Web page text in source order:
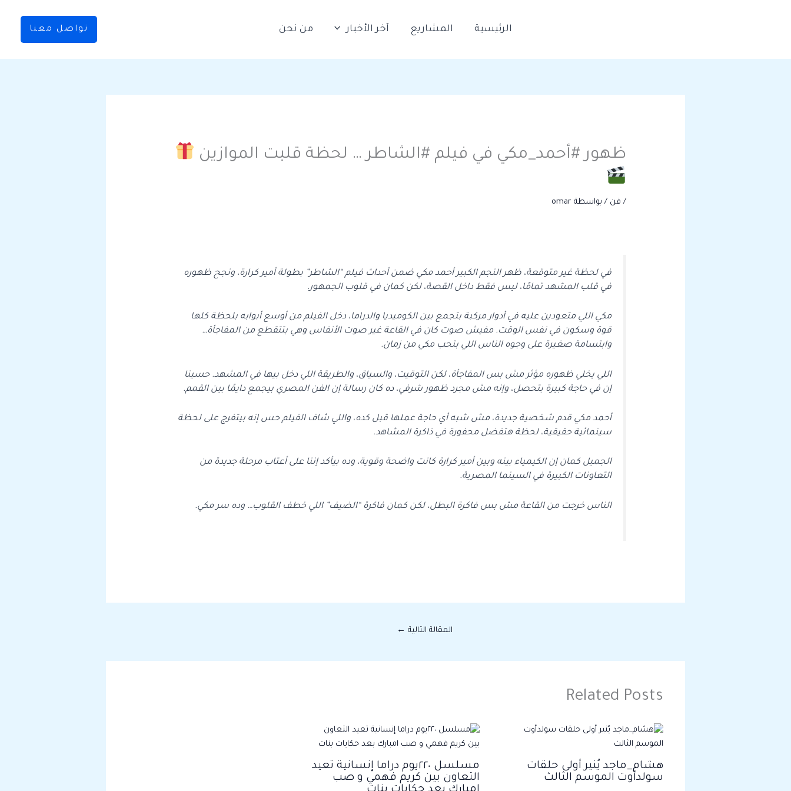
الرئيسية المشاريع آخر الأخبار من نحن تواصل معنا
ظهور #أحمد_مكي في فيلم #الشاطر … لحظة قلبت الموازين
/ فن / بواسطة omar
في لحظة غير متوقعة، ظهر النجم الكبير أحمد مكي ضمن أحداث فيلم “الشاطر” بطولة أمير كرارة، ونجح ظهوره
في قلب المشهد تمامًا، ليس فقط داخل القصة، لكن كمان في قلوب الجمهور.
مكي اللي متعودين عليه في أدوار مركبة بتجمع بين الكوميديا والدراما، دخل الفيلم من أوسع أبوابه بلحظة كلها
قوة وسكون في نفس الوقت. مفيش صوت كان في القاعة غير صوت الأنفاس وهي بتتقطع من المفاجأة…
وابتسامة صغيرة على وجوه الناس اللي بتحب مكي من زمان.
اللي يخلي ظهوره مؤثر مش بس المفاجأة، لكن التوقيت، والسياق، والطريقة اللي دخل بيها في المشهد. حسينا
إن في حاجة كبيرة بتحصل، وإنه مش مجرد ظهور شرفي، ده كان رسالة إن الفن المصري بيجمع دايمًا بين القمم.
أحمد مكي قدم شخصية جديدة، مش شبه أي حاجة عملها قبل كده، واللي شاف الفيلم حس إنه بيتفرج على لحظة
سينمائية حقيقية، لحظة هتفضل محفورة في ذاكرة المشاهد.
الجميل كمان إن الكيمياء بينه وبين أمير كرارة كانت واضحة وقوية، وده بيأكد إننا على أعتاب مرحلة جديدة من
التعاونات الكبيرة في السينما المصرية.
الناس خرجت من القاعة مش بس فاكرة البطل، لكن كمان فاكرة “الضيف” اللي خطف القلوب… وده سر مكي.
المقالة التالية ←
Related Posts
هشام_ماجد يُنير أولى حلقات
سولدأوت الموسم الثالث
مسلسل ٢٢٠يوم دراما إنسانية تعيد
التعاون بين كريم فهمي و صب